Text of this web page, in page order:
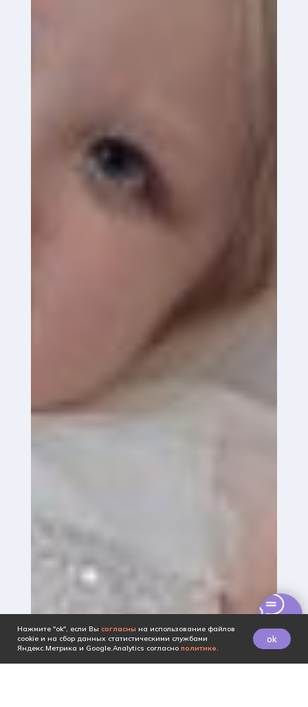
Нажмите "ok", если Вы согласны на использование файлов
cookie и на сбор данных статистическими службами
Яндекс.Метрика и Google.Analytics согласно политике.
ok